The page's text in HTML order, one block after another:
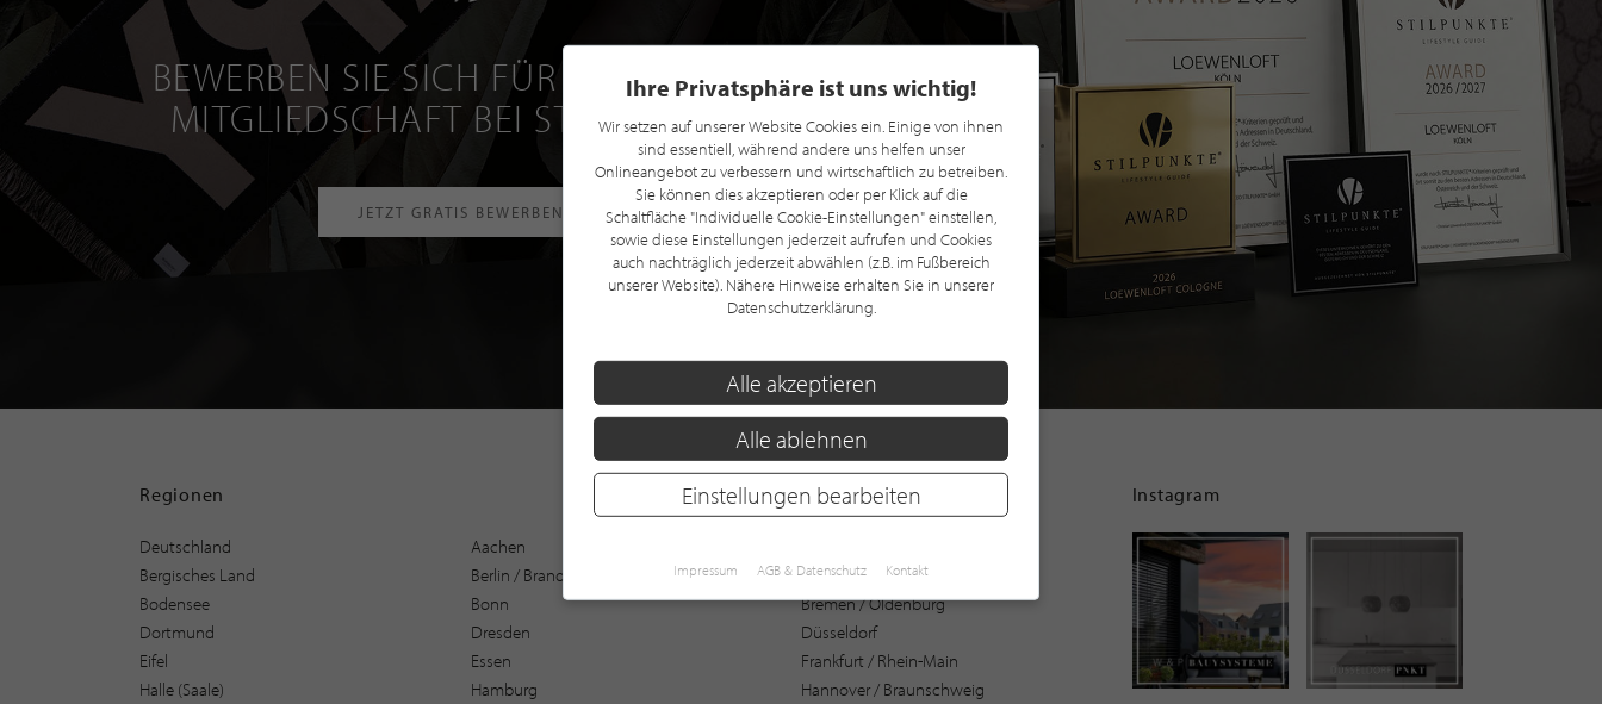
BEWERBEN SIE SICH FÜR EINE GRATIS
MITGLIEDSCHAFT BEI STILPUNKTE®
JETZT GRATIS BEWERBEN
Regionen
Deutschland Aachen
Bergisches Land
Berlin / Brandenburg
Bochum
Bodensee
Bonn
Bremen / Oldenburg
Dortmund
Dresden
Düsseldorf
Eifel
Essen
Frankfurt / Rhein-Main
Halle (Saale)
Hamburg
Hannover / Braunschweig
Instagram
Ihre Privatsphäre ist uns wichtig!
Wir setzen auf unserer Website Cookies ein. Einige von ihnen
sind essentiell, während andere uns helfen unser
Onlineangebot zu verbessern und wirtschaftlich zu betreiben.
Sie können dies akzeptieren oder per Klick auf die
Schaltfläche "Individuelle Cookie-Einstellungen" einstellen,
sowie diese Einstellungen jederzeit aufrufen und Cookies
auch nachträglich jederzeit abwählen (z.B. im Fußbereich
unserer Website). Nähere Hinweise erhalten Sie in unserer
Datenschutzerklärung.
Alle akzeptieren
Alle ablehnen
Einstellungen bearbeiten
Impressum AGB & Datenschutz Kontakt